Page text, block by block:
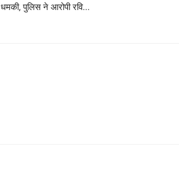
धमकी, पुलिस ने आरोपी रवि...